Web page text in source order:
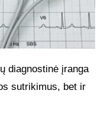
diagnostinė įranga
sutrikimus, bet ir